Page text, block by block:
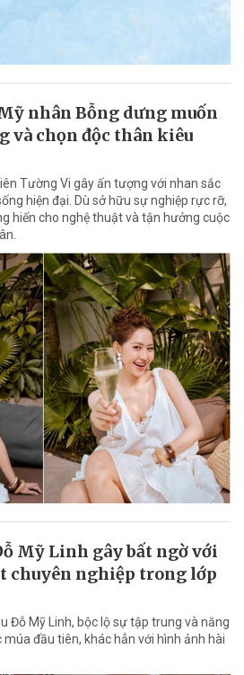
nhân Bỗng dưng muốn
và chọn độc thân kiêu
Tường Vi gây ấn tượng với nhan sắc
hiện đại. Dù sở hữu sự nghiệp rực rỡ,
hiến cho nghệ thuật và tận hưởng cuộc
Mỹ Linh gây bất ngờ với
chuyên nghiệp trong lớp
Đỗ Mỹ Linh, bộc lộ sự tập trung và năng
đầu tiên, khác hẳn với hình ảnh hài